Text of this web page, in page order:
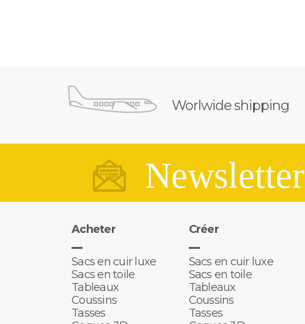
Worlwide shipping
Newsletter
Acheter
Sacs en cuir luxe
Sacs en toile
Tableaux
Coussins
Tasses
Créer
Sacs en cuir luxe
Sacs en toile
Tableaux
Coussins
Tasses